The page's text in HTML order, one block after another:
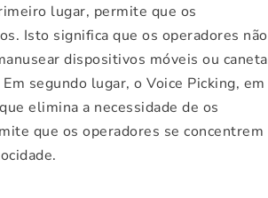
lugar, permite que os
Isto significa que os operadores não
dispositivos móveis ou caneta
segundo lugar, o Voice Picking, em
elimina a necessidade de os
que os operadores se concentrem